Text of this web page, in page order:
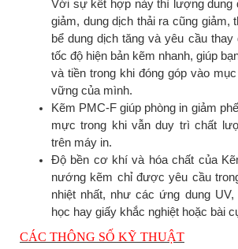
Với sự kết hợp này thì lượng dung
giảm, dung dịch thải ra cũng giảm,
bể dung dịch tăng và yêu cầu thay
tốc độ hiện bản kẽm nhanh, giúp
và tiền trong khi đóng góp vào
vững của mình.
Kẽm PMC-F giúp phòng in giảm
mực trong khi vẫn duy trì chất
trên máy in.
Độ bền cơ khí và hóa chất của
nướng kẽm chỉ được yêu cầu
nhiệt nhất, như các ứng dung
học hay giấy khắc nghiệt hoặc bài
CÁC THÔNG SỐ KỸ THUẬT